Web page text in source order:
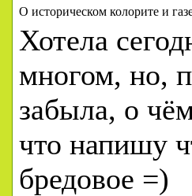
О историческом колорите и
Хотела
многом, но,
забыла, о
что напишу
бредовое =)